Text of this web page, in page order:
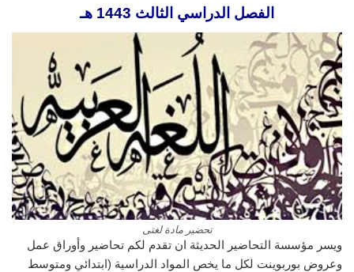
الفصل الدراسي الثالث 1443 هـ
تحضير مادة لغتى
ويسر مؤسسة التحاضير الحديثة ان تقدم لكم تحاضير وأوراق عمل
وعروض بوربوينت لكل ما يخص المواد الدراسية (ابتدائي ومتوسط